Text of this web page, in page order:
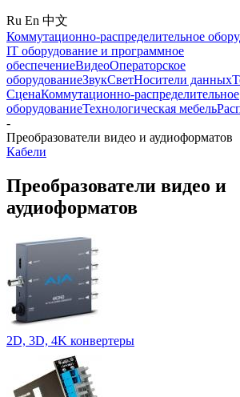
Ru En 中文
Коммутационно-распределительное
IT оборудование и программное
обеспечениеВидеоОператорское
оборудованиеЗвукСветНосители данных
СценаКоммутационно-распределительное
оборудованиеТехнологическая мебель
-
Преобразователи видео и аудиоформатов
Кабели
Преобразователи видео и
аудиоформатов
2D, 3D, 4K конвертеры